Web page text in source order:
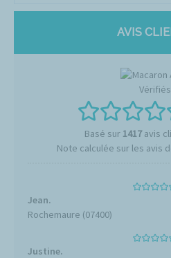
AVIS
Basé sur 1417avis
Note calculée sur les avis
Jean.
Rochemaure (07400)
Justine.